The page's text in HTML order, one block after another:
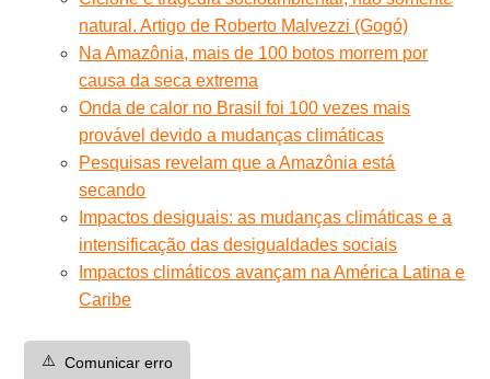
natural. Artigo de Roberto Malvezzi (Gogó)
Na Amazônia, mais de 100 botos morrem por
causa da seca extrema
Onda de calor no Brasil foi 100 vezes mais
provável devido a mudanças climáticas
Pesquisas revelam que a Amazônia está
secando
Impactos desiguais: as mudanças climáticas e a
intensificação das desigualdades sociais
Impactos climáticos avançam na América Latina e
Caribe
⚠️ Comunicar erro